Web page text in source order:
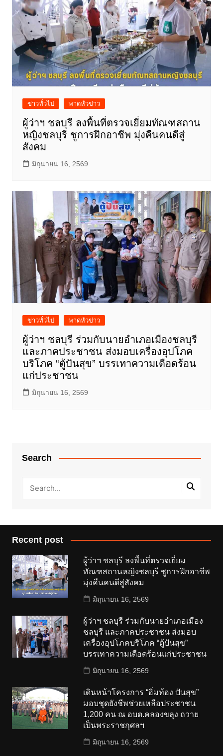
ข่าวทั่วไป พาดหัวข่าว
ผู้ว่าฯ ชลบุรี ลงพื้นที่ตรวจเยี่ยมทัณฑสถาน
หญิงชลบุรี ชูการฝึกอาชีพ มุ่งคืนคนดีสู่
สังคม
มิถุนายน 16, 2569
ข่าวทั่วไป พาดหัวข่าว
ผู้ว่าฯ ชลบุรี ร่วมกับนายอำเภอเมืองชลบุรี
และภาคประชาชน ส่งมอบเครื่องอุปโภค
บริโภค “ตู้ปันสุข” บรรเทาความเดือดร้อน
แก่ประชาชน
มิถุนายน 16, 2569
Search
Recent post
ผู้ว่าฯ ชลบุรี ลงพื้นที่ตรวจเยี่ยม
ทัณฑสถานหญิงชลบุรี ชูการฝึกอาชีพ
มุ่งคืนคนดีสู่สังคม
มิถุนายน 16, 2569
ผู้ว่าฯ ชลบุรี ร่วมกับนายอำเภอเมือง
ชลบุรี และภาคประชาชน ส่งมอบ
เครื่องอุปโภคบริโภค “ตู้ปันสุข”
บรรเทาความเดือดร้อนแก่ประชาชน
มิถุนายน 16, 2569
เดินหน้าโครงการ “อิ่มท้อง ปันสุข”
มอบชุดยังชีพช่วยเหลือประชาชน
1,200 คน ณ อบต.คลองขลุง ถวาย
เป็นพระราชกุศลฯ
มิถุนายน 16, 2569